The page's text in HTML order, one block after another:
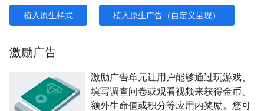
植入原生样式 植入原生广告（自定义呈现）
激励广告
激励广告单元让用户能够通过玩游戏、
填写调查问卷或观看视频来获得金币、
额外生命值或积分等应用内奖励。您可